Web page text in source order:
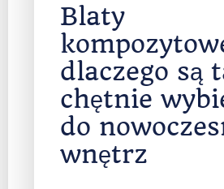
Blaty
dlaczego są
chętnie
do
wnętrz